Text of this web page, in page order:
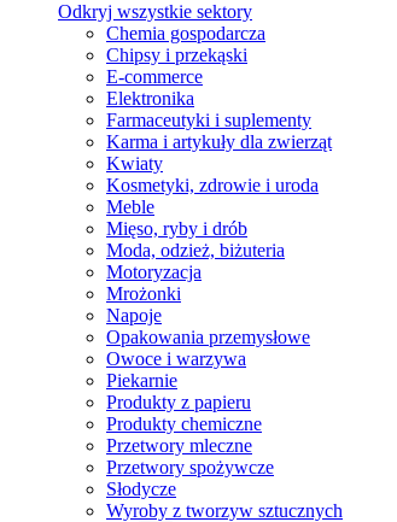
Odkryj wszystkie sektory
Chemia gospodarcza
Chipsy i przekąski
E-commerce
Elektronika
Farmaceutyki i suplementy
Karma i artykuły dla zwierząt
Kwiaty
Kosmetyki, zdrowie i uroda
Meble
Mięso, ryby i drób
Moda, odzież, biżuteria
Motoryzacja
Mrożonki
Napoje
Opakowania przemysłowe
Owoce i warzywa
Piekarnie
Produkty z papieru
Produkty chemiczne
Przetwory mleczne
Przetwory spożywcze
Słodycze
Wyroby z tworzyw sztucznych